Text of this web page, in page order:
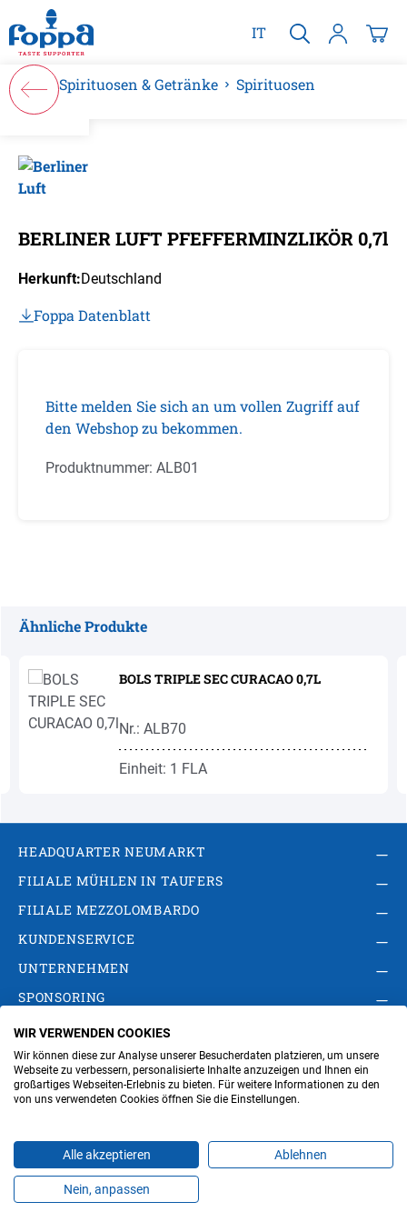
springen
IT
Produkte Favoriten Themen
Spirituosen & Getränke Spirituosen
BERLINER LUFT PFEFFERMINZLIKÖR 0,7l
Herkunft:Deutschland
Foppa Datenblatt
Bitte melden Sie sich an um vollen Zugriff auf
den Webshop zu bekommen.
Produktnummer: ALB01
Ähnliche Produkte
BOLS TRIPLE SEC CURACAO 0,7L
Nr.: ALB70
Einheit: 1 FLA
HEADQUARTER NEUMARKT
FILIALE MÜHLEN IN TAUFERS
FILIALE MEZZOLOMBARDO
KUNDENSERVICE
UNTERNEHMEN
SPONSORING
AGB Privacy Policy
Impressum
Cookie-Einstellungen ändern
Verwaltung
WIR VERWENDEN COOKIES
Wir können diese zur Analyse unserer Besucherdaten platzieren, um unsere
Webseite zu verbessern, personalisierte Inhalte anzuzeigen und Ihnen ein
großartiges Webseiten-Erlebnis zu bieten. Für weitere Informationen zu den
von uns verwendeten Cookies öffnen Sie die Einstellungen.
Alle akzeptieren Ablehnen
Nein, anpassen